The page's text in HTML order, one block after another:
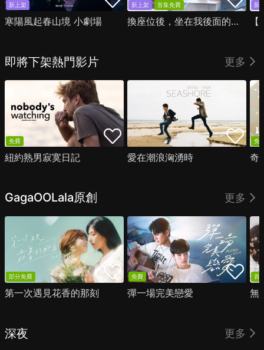
新上架
寒陽風起春山境 小劇場
新上架 首集免費
換座位後，坐在我後面的男生好像喜歡我
新
即將下架熱門影片 更多
免費
紐約熟男寂寞日記 愛在潮浪洶湧時
免
奇
GagaOOLala原創 更多
部分免費
第一次遇見花香的那刻
免費
彈一場完美戀愛
首
無
深夜 更多